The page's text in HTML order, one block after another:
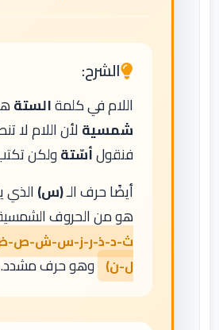
الشرح:
اللام في كلمةالستة
شمسيةلأن اللام لا
فنقولأسّتةولكن
أيضًا حرف الـ(س)الذي
هو من الحروف
ث-د-ذ-ر-ز-س-ش-
ل-ن) وهو حرف مشدد.